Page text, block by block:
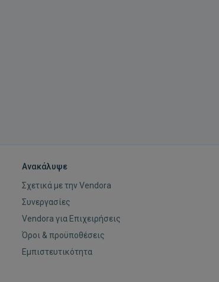
Ανακάλυψε
Σχετικά με την Vendora
Συνεργασίες
Vendora για Επιχειρήσεις
Όροι & προϋποθέσεις
Εμπιστευτικότητα